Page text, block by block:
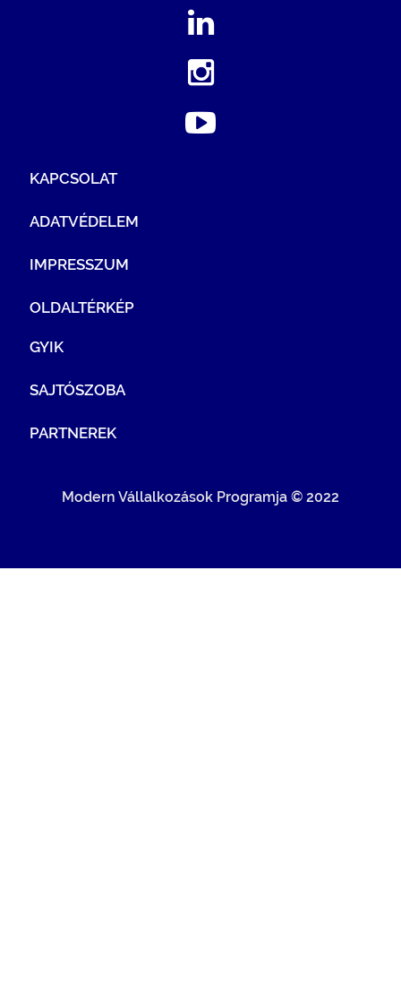
KAPCSOLAT
ADATVÉDELEM
IMPRESSZUM
OLDALTÉRKÉP
GYIK
SAJTÓSZOBA
PARTNEREK
Modern Vállalkozások Programja © 2022